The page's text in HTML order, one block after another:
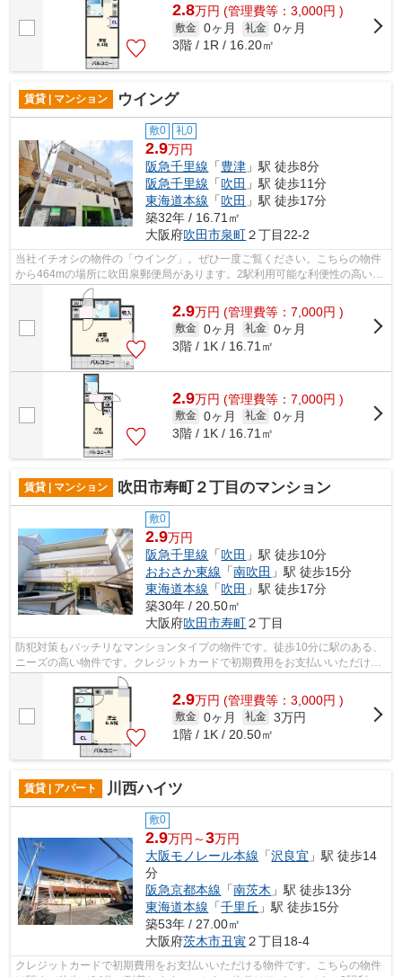
2.8万円 (管理費等：3,000円 )
敷金 0ヶ月 礼金 0ヶ月
3階 / 1R / 16.20㎡
賃貸 | マンション ウイング
敷0 礼0
2.9万円
阪急千里線 「豊津 」駅 徒歩8分
阪急千里線 「吹田 」駅 徒歩11分
東海道本線 「吹田 」駅 徒歩17分
築32年 / 16.71㎡
大阪府吹田市泉町２丁目22-2
当社イチオシの物件の「ウイング」。ぜひ一度ご覧ください。こちらの物件
から464mの場所に吹田泉郵便局があります。2駅利用可能な利便性の高い物
件です。自分好みの外観で選びたい方、...
2.9万円 (管理費等：7,000円 )
敷金 0ヶ月 礼金 0ヶ月
3階 / 1K / 16.71㎡
2.9万円 (管理費等：7,000円 )
敷金 0ヶ月 礼金 0ヶ月
3階 / 1K / 16.71㎡
賃貸 | マンション 吹田市寿町２丁目のマンション
敷0
2.9万円
阪急千里線 「吹田 」駅 徒歩10分
おおさか東線 「南吹田 」駅 徒歩15分
東海道本線 「吹田 」駅 徒歩17分
築30年 / 20.50㎡
大阪府吹田市寿町２丁目
防犯対策もバッチリなマンションタイプの物件です。徒歩10分に駅のある、
ニーズの高い物件です。クレジットカードで初期費用をお支払いいただける
物件です。ALC構造による高い遮音効果...
2.9万円 (管理費等：3,000円 )
敷金 0ヶ月 礼金 3万円
1階 / 1K / 20.50㎡
賃貸 | アパート 川西ハイツ
敷0
2.9万円～3万円
大阪モノレール本線 「沢良宜 」駅 徒歩14
分
阪急京都本線 「南茨木 」駅 徒歩13分
東海道本線 「千里丘 」駅 徒歩15分
築53年 / 27.00㎡
大阪府茨木市丑寅２丁目18-4
クレジットカードで初期費用をお支払いいただける物件です。こちらの物件